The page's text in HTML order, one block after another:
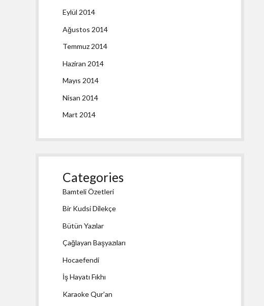
Eylül 2014
Ağustos 2014
Temmuz 2014
Haziran 2014
Mayıs 2014
Nisan 2014
Mart 2014
Categories
Bamteli Özetleri
Bir Kudsi Dilekçe
Bütün Yazılar
Çağlayan Başyazıları
Hocaefendi
İş Hayatı Fıkhı
Karaoke Qur'an